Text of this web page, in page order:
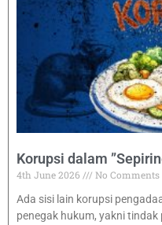
Korupsi dalam
4th June 2026
No Comments
Ada sisi lain korupsi
penegak hukum, yakni